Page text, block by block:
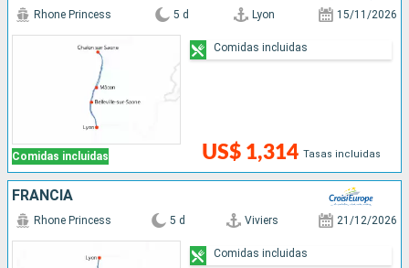
Comidas incluidas
Rhone Princess 5 d Lyon 15/11/2026
US$ 1,314 Tasas incluidas
Comidas incluidas
FRANCIA
Rhone Princess 5 d Viviers 21/12/2026
Comidas incluidas